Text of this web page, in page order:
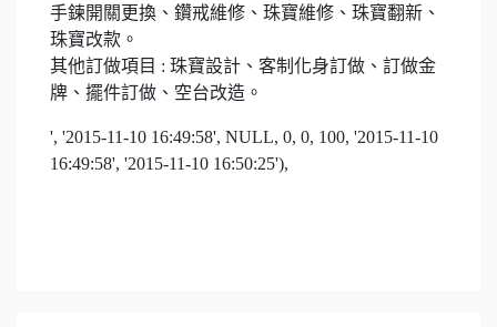
手鍊開關更換、鑽戒維修、珠寶維修、珠寶翻新、
珠寶改款。
其他訂做項目 : 珠寶設計、客制化身訂做、訂做金
牌、擺件訂做、空台改造。
', '2015-11-10 16:49:58', NULL, 0, 0, 100, '2015-11-10
16:49:58', '2015-11-10 16:50:25'),